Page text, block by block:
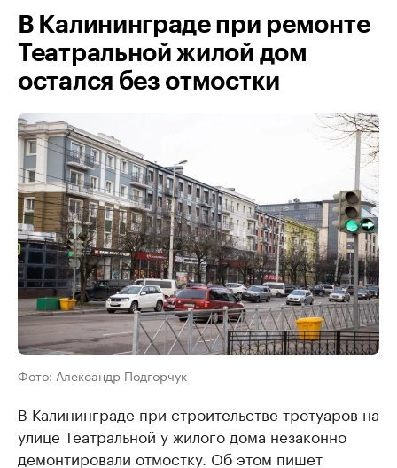
В Калининграде при ремонте
Театральной жилой дом
остался без отмостки
Фото: Александр Подгорчук
В Калининграде при строительстве тротуаров на
улице Театральной у жилого дома незаконно
демонтировали отмостку. Об этом пишет